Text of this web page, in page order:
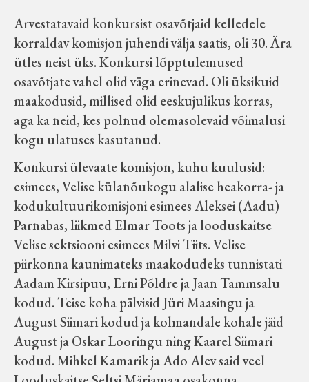
Arvestatavaid konkursist osavõtjaid kelledele
korraldav komisjon juhendi välja saatis, oli 30. Ära
ütles neist üks. Konkursi lõpptulemused
osavõtjate vahel olid väga erinevad. Oli üksikuid
maakodusid, millised olid eeskujulikus korras,
aga ka neid, kes polnud olemasolevaid võimalusi
kogu ulatuses kasutanud.
Konkursi ülevaate komisjon, kuhu kuulusid:
esimees, Velise külanõukogu alalise heakorra- ja
kodukultuurikomisjoni esimees Aleksei (Aadu)
Parnabas, liikmed Elmar Toots ja looduskaitse
Velise sektsiooni esimees Milvi Tiits. Velise
piirkonna kaunimateks maakodudeks tunnistati
Aadam Kirsipuu, Erni Põldre ja Jaan Tammsalu
kodud. Teise koha pälvisid Jüri Maasingu ja
August Siimari kodud ja kolmandale kohale jäid
August ja Oskar Looringu ning Kaarel Siimari
kodud. Mihkel Kamarik ja Ado Alev said veel